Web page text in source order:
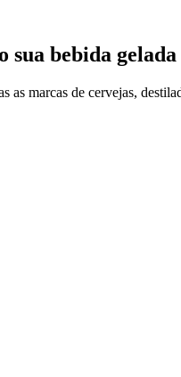
sua bebida gelada
as marcas de cervejas,